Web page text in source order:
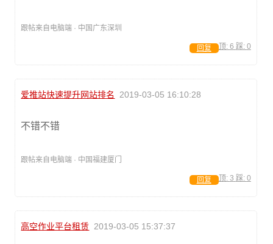
跟帖来自电脑端 · 中国广东深圳
顶: 6 踩: 0
回复
爱推站快速提升网站排名 2019-03-05 16:10:28
不错不错
跟帖来自电脑端 · 中国福建厦门
顶: 3 踩: 0
回复
高空作业平台租赁 2019-03-05 15:37:37